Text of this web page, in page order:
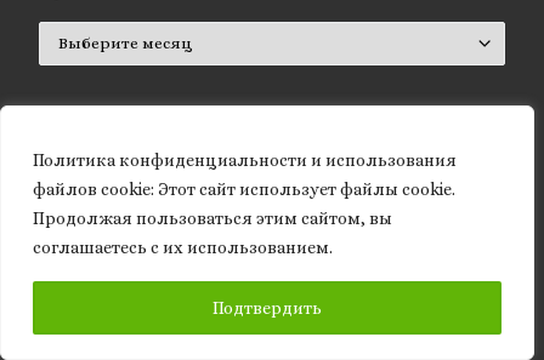
Политика конфиденциальности и использования
файлов сookie: Этот сайт использует файлы cookie.
Продолжая пользоваться этим сайтом, вы
соглашаетесь с их использованием.
Подтвердить
ISSN 2661-5711 (Print)